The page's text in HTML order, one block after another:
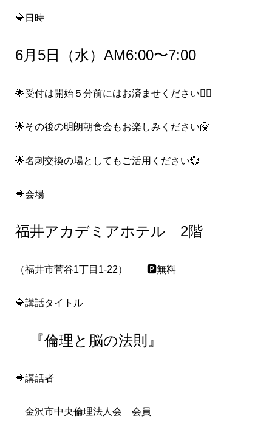
🔷日時
6月5日（水）AM6:00〜7:00
🌟受付は開始５分前にはお済ませください🙇‍♀️
🌟その後の明朗朝食会もお楽しみください🤗
🌟名刺交換の場としてもご活用ください💞
🔷会場
福井アカデミアホテル 2階
（福井市菅谷1丁目1-22） 🅿️無料
🔷講話タイトル
『倫理と脳の法則』
🔷講話者
金沢市中央倫理法人会 会員